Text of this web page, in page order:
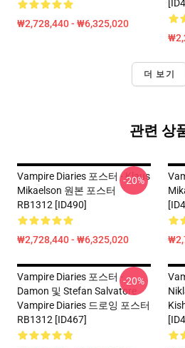
₩2,728,440 - ₩6,325,020
더 보기
관련 상
Vampire Diaries 포스터 - Klaus
Mikaelson 원본 포스터
RB1312 [ID490]
₩2,728,440 - ₩6,325,020
-20%
Vampire Diaries 포스터 -
Damon 및 Stefan Salvatore
Vampire Diaries 드로잉 포스터
RB1312 [ID467]
-20%